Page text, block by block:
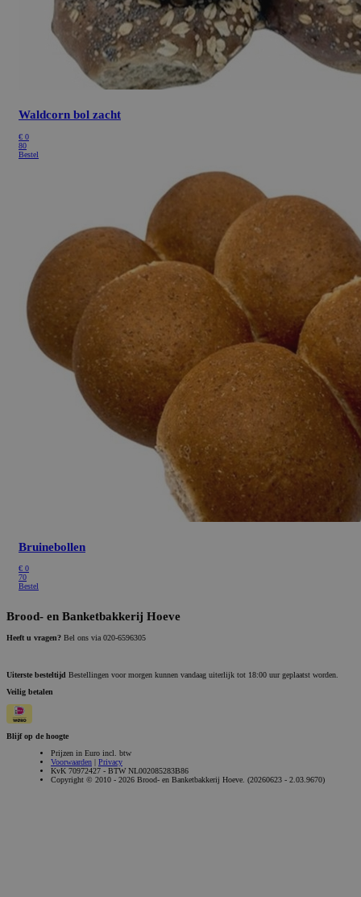
Waldcorn bol zacht
€ 0
80
Bestel
Bruinebollen
€ 0
70
Bestel
Brood- en Banketbakkerij Hoeve
Heeft u vragen? Bel ons via 020-6596305
Uiterste besteltijd Bestellingen voor morgen kunnen vandaag uiterlijk tot 18:00 uur geplaatst worden.
Veilig betalen
Blijf op de hoogte
Prijzen in Euro incl. btw
Voorwaarden | Privacy
KvK 70972427 - BTW NL002085283B86
Copyright © 2010 - 2026 Brood- en Banketbakkerij Hoeve. (20260623 - 2.03.9670)